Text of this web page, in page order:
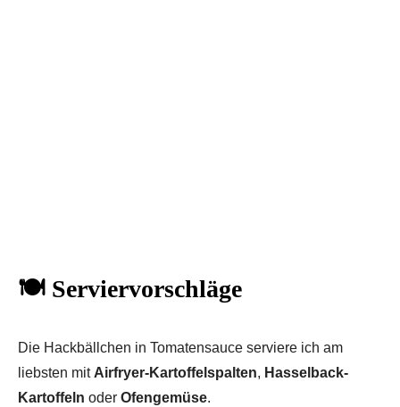
🍽️ Serviervorschläge
Die Hackbällchen in Tomatensauce serviere ich am
liebsten mit Airfryer-Kartoffelspalten, Hasselback-
Kartoffeln oder Ofengemüse.